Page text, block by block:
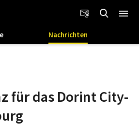
Nachrichten
für das Dorint City-